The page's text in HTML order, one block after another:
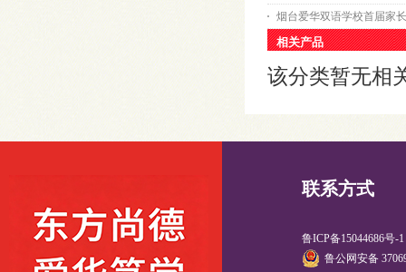
烟台爱华双语学校首届家
相关产品
该分类暂无相
联系方式
鲁ICP备15044686号-1
鲁公网安备